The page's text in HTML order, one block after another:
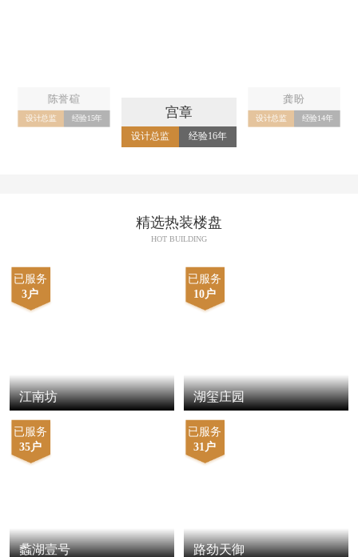
陈誉碹
设计总监 经验15年 宫章
设计总监 经验16年
龚盼
设计总监 经验14年
精选热装楼盘
HOT BUILDING
已服务
3户
江南坊
已服务
10户
湖玺庄园
已服务
35户
蠡湖壹号
已服务
31户
路劲天御